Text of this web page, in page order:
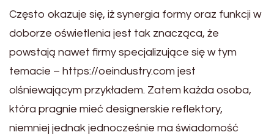
Często okazuje się, iż synergia formy oraz funkcji w
doborze oświetlenia jest tak znacząca, że
powstają nawet firmy specjalizujące się w tym
temacie – https://oeindustry.com jest
olśniewającym przykładem. Zatem każda osoba,
która pragnie mieć designerskie reflektory,
niemniej jednak jednocześnie ma świadomość